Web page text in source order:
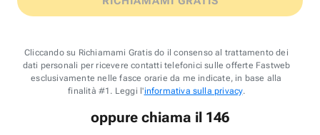
Cliccando su Richiamami Gratis do il consenso al trattamento dei
dati personali per ricevere contatti telefonici sulle offerte Fastweb
esclusivamente nelle fasce orarie da me indicate, in base alla
finalità #1. Leggi l'informativa sulla privacy.
oppure chiama il 146